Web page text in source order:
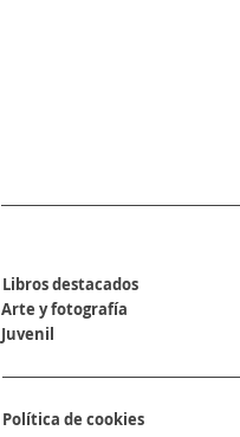
Libros destacados
Arte y fotografía
Juvenil
Política de cookies